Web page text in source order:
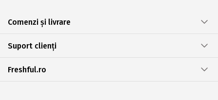
Comenzi și livrare
Suport clienți
Freshful.ro